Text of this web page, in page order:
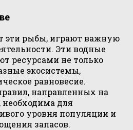
эти рыбы, играют важную
Эти водные
ресурсами не только
экосистемы,
равновесие.
направленных на
необходима для
уровня популяции и
запасов.